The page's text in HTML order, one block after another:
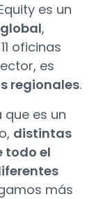
es un
,
oficinas
es
regionales.
que es un
distintas
todo el
más